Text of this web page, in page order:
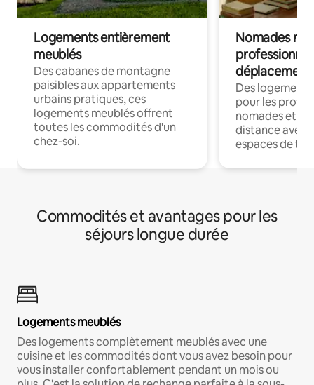
Logements entièrement
meublés
Des cabanes de montagne
paisibles aux appartements
urbains pratiques, ces
logements meublés offrent
toutes les commodités d'un
chez-soi.
Nomades
déplacement
Des
pour les
nomades et
distance avec
espaces de
Commodités et avantages pour les
séjours longue durée
Logements meublés
Des logements complètement meublés avec une
cuisine et les commodités dont vous avez besoin pour
vous installer confortablement pendant un mois ou